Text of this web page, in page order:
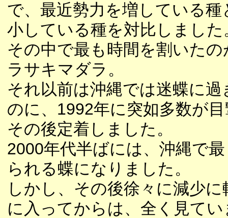
で、最近勢力を増している種
小している種を対比しました
その中で最も時間を割いた
ラサキマダラ。
それ以前は沖縄では迷蝶に
のに、1992年に突如多数が
その後定着しました。
2000年代半ばには、沖縄で
られる蝶になりました。
しかし、その後徐々に減少に
に入ってからは、全く見て